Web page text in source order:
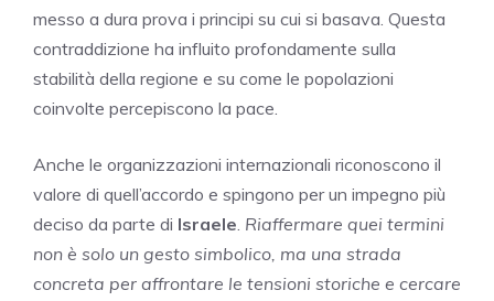
messo a dura prova i principi su cui si basava. Questa
contraddizione ha influito profondamente sulla
stabilità della regione e su come le popolazioni
coinvolte percepiscono la pace.
Anche le organizzazioni internazionali riconoscono il
valore di quell’accordo e spingono per un impegno più
deciso da parte di Israele. Riaffermare quei termini
non è solo un gesto simbolico, ma una strada
concreta per affrontare le tensioni storiche e cercare